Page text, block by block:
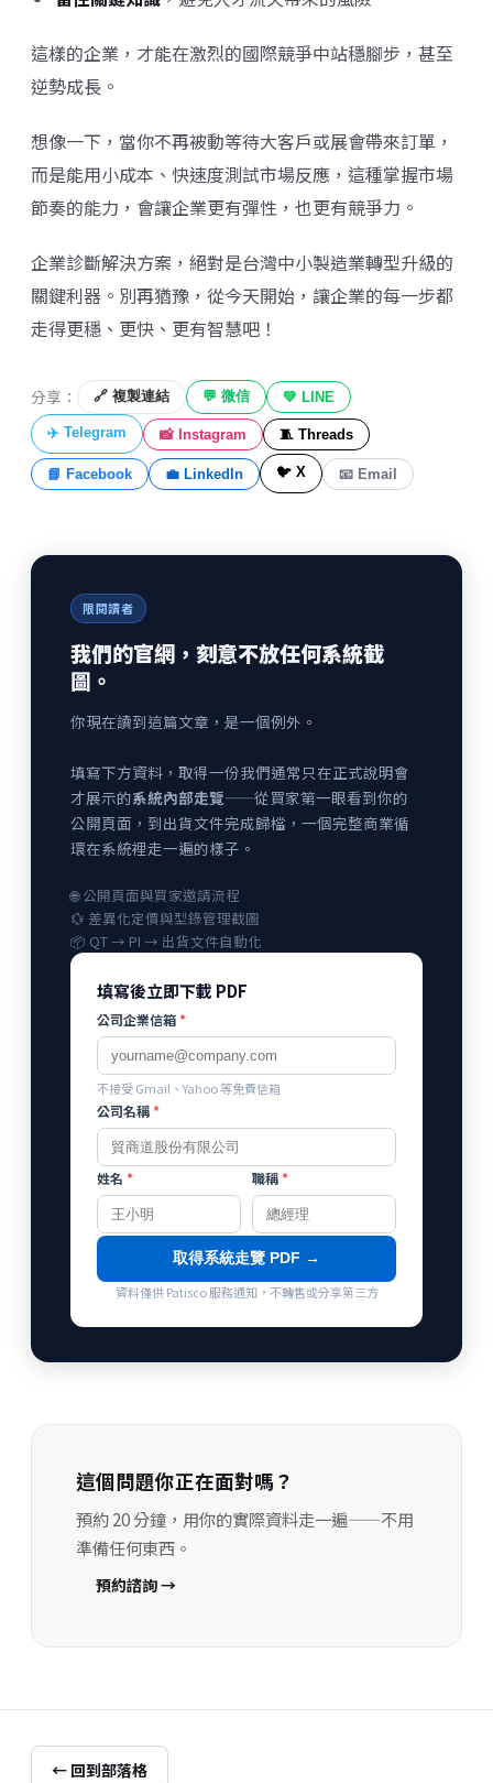
這樣的企業，才能在激烈的國際競爭中站穩腳步，甚至
逆勢成長。
想像一下，當你不再被動等待大客戶或展會帶來訂單，
而是能用小成本、快速度測試市場反應，這種掌握市場
節奏的能力，會讓企業更有彈性，也更有競爭力。
企業診斷解決方案，絕對是台灣中小製造業轉型升級的
關鍵利器。別再猶豫，從今天開始，讓企業的每一步都
走得更穩、更快、更有智慧吧！
分享： 🔗 複製連結 💬 微信 💚 LINE
✈️ Telegram 📸 Instagram 🧵 Threads
📘 Facebook 💼 LinkedIn 🐦 X 📧 Email
限閱讀者
我們的官網，刻意不放任何系統截
圖。
你現在讀到這篇文章，是一個例外。
填寫下方資料，取得一份我們通常只在正式說明會
才展示的系統內部走覽——從買家第一眼看到你的
公開頁面，到出貨文件完成歸檔，一個完整商業循
環在系統裡走一遍的樣子。
🌐 公開頁面與買家邀請流程
💱 差異化定價與型錄管理截圖
📦 QT → PI → 出貨文件自動化
填寫後立即下載 PDF
公司企業信箱*
不接受 Gmail、Yahoo 等免費信箱
公司名稱*
姓名 * 職稱*
取得系統走覽 PDF →
資料僅供 Patisco 服務通知，不轉售或分享第三方
這個問題你正在面對嗎？
預約 20 分鐘，用你的實際資料走一遍——不用
準備任何東西。
預約諮詢 →
← 回到部落格